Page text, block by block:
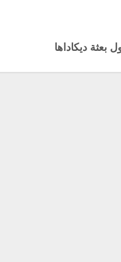
بعثة ديكاداها